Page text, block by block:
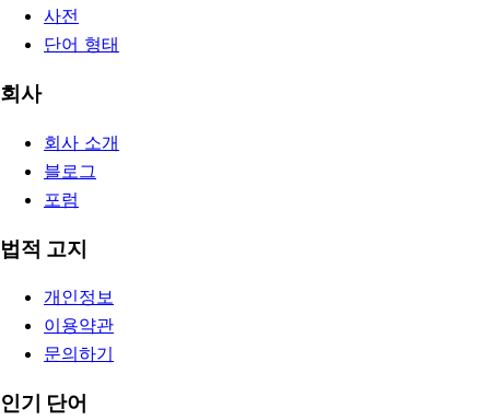
사전
단어 형태
회사
회사 소개
블로그
포럼
법적 고지
개인정보
이용약관
문의하기
인기 단어